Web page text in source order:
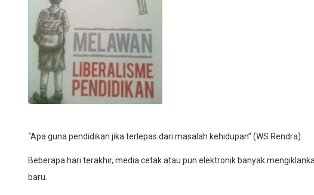
“Apa guna pendidikan jika terlepas dari masalah kehidupan” (WS Rendra).
Beberapa hari terakhir, media cetak atau pun elektronik banyak
baru.